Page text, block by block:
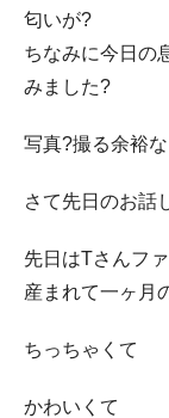
匂いが?
ちなみに今日の
みました?
写真?撮る余裕
さて先日のお話
先日はTさんフ
産まれて一ヶ月
ちっちゃくて
かわいくて